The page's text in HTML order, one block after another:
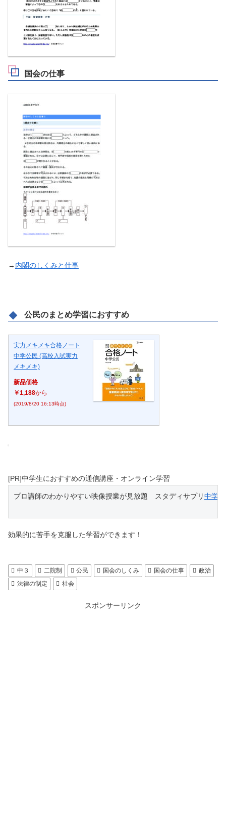
国会の仕事
→ 内閣のしくみと仕事
公民のまとめ学習におすすめ
実力メキメキ合格ノート
中学公民 (高校入試実力
メキメキ)
新品価格
￥1,188から
(2019/8/20 16:13時点)
[PR]中学生におすすめの通信講座・オンライン学習
プロ講師のわかりやすい映像授業が見放題　スタディサプリ中学
効果的に苦手を克服した学習ができます！
中３ 二院制 公民 国会のしくみ 国会の仕事
政治
法律の制定
社会
スポンサーリンク